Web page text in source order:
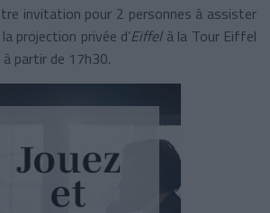
invitation pour 2 personnes à assister
projection privée d’Eiffel à la Tour Eiffel
partir de 17h30.